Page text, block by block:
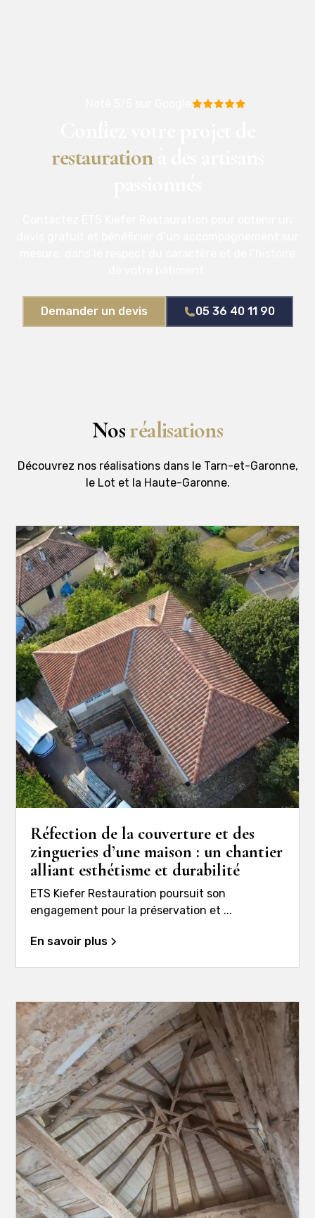
restaurationà des artisans
Demander un devis 05 36 40 11 90
Nosréalisations
Découvrez nos réalisations dans le Tarn-et-Garonne,
le Lot et la Haute-Garonne.
Réfection de la couverture et des
zingueries d’une maison : un chantier
alliant esthétisme et durabilité
ETS Kiefer Restauration poursuit son
engagement pour la préservation et ...
En savoir plus